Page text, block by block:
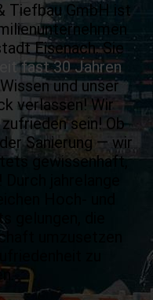
Tiefbau GmbH ist
Eisenach. Sie
seit fast 30 Jahren
und unser
ver­lassen! Wir
sein! Ob
Sanierung — wir
gewissen­haft,
jahre­lange
Hoch- und
gelungen, die
umzusetzen
zu